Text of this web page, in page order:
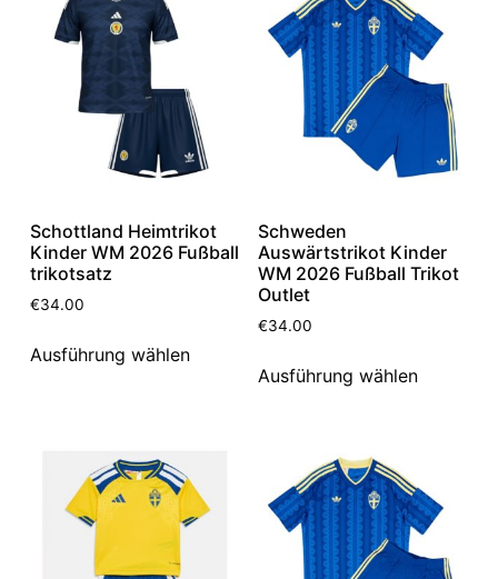
Schottland Heimtrikot
Kinder WM 2026 Fußball
trikotsatz
€34.00
Ausführung wählen
Schweden
Auswärtstrikot Kinder
WM 2026 Fußball Trikot
Outlet
€34.00
Ausführung wählen